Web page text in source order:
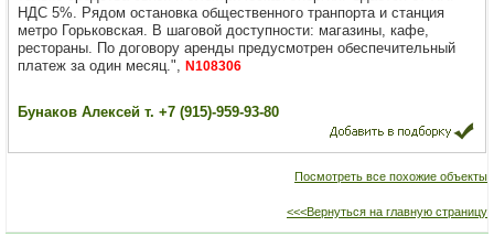
НДС 5%. Рядом остановка общественного транпорта и станция
метро Горьковская. В шаговой доступности: магазины, кафе,
рестораны. По договору аренды предусмотрен обеспечительный
платеж за один месяц.", N108306
Бунаков Алексей т. +7 (915)-959-93-80
Посмотреть все похожие объекты
<<<Вернуться на главную страницу